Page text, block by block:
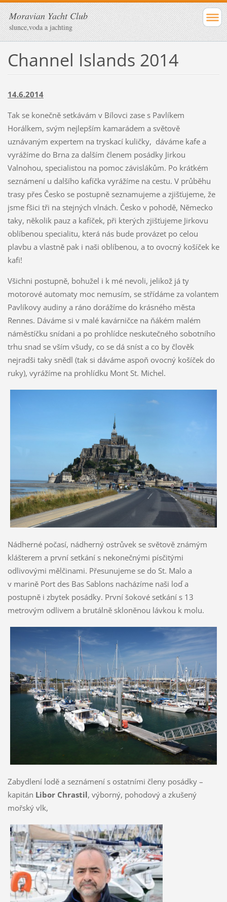
Moravian Yacht Club
slunce,voda a jachting
Channel Islands 2014
14.6.2014
Tak se konečně setkávám v Bílovci zase s Pavlíkem
Horálkem, svým nejlepším kamarádem a světově
uznávaným expertem na tryskací kuličky, dáváme kafe a
vyrážíme do Brna za dalším členem posádky Jirkou
Valnohou, specialistou na pomoc závislákům. Po krátkém
seznámení u dalšího kafíčka vyrážíme na cestu. V průběhu
trasy přes Česko se postupně seznamujeme a zjišťujeme, že
jsme fšici tři na stejných vlnách. Česko v pohodě, Německo
taky, několik pauz a kafíček, při kterých zjišťujeme Jirkovu
oblíbenou specialitu, která nás bude provázet po celou
plavbu a vlastně pak i naši oblíbenou, a to ovocný košíček ke
kafi!
Všichni postupně, bohužel i k mé nevoli, jelikož já ty
motorové automaty moc nemusím, se střídáme za volantem
Pavlíkovy audiny a ráno dorážíme do krásného města
Rennes. Dáváme si v malé kavárničce na ňákém malém
náměstíčku snídani a po prohlídce neskutečného sobotního
trhu snad se vším všudy, co se dá sníst a co by člověk
nejradši taky snědl (tak si dáváme aspoň ovocný košíček do
ruky), vyrážíme na prohlídku Mont St. Michel.
Nádherné počasí, nádherný ostrůvek se světově známým
klášterem a první setkání s nekonečnými písčitými
odlivovými mělčinami. Přesunujeme se do St. Malo a
v marině Port des Bas Sablons nacházíme naši loď a
postupně i zbytek posádky. První šokové setkání s 13
metrovým odlivem a brutálně skloněnou lávkou k molu.
Zabydlení lodě a seznámení s ostatními členy posádky –
kapitán Libor Chrastil, výborný, pohodový a zkušený
mořský vlk,